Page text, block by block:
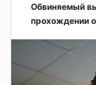
Обвиняемый
прохождении